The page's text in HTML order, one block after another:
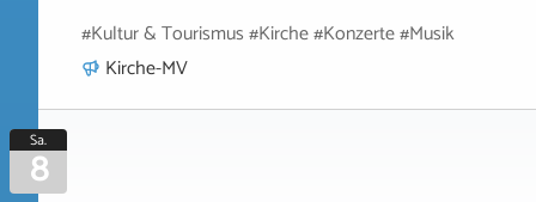
#Kultur & Tourismus #Kirche #Konzerte #Musik
Kirche-MV
Sa.
8